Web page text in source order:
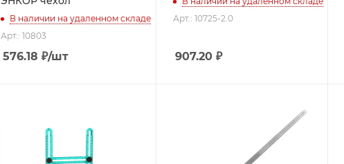
В наличии на удаленном складе
Арт.: 10803
576.18 ₽/шт
Арт.: 10725-2.0
907.20₽